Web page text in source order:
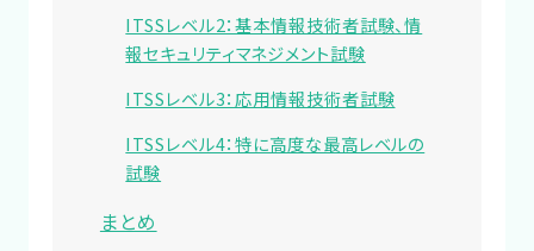
ITSSレベル2：基本情報技術者試験、情
報セキュリティマネジメント試験
ITSSレベル3：応用情報技術者試験
ITSSレベル4：特に高度な最高レベルの
試験
まとめ